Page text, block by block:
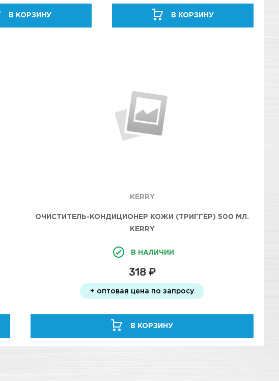
В КОРЗИНУ В КОРЗИНУ
KERRY
ОЧИСТИТЕЛЬ-КОНДИЦИОНЕР КОЖИ (ТРИГГЕР) 500 МЛ.
KERRY
В НАЛИЧИИ
318 ₽
+ оптовая цена по запросу
В КОРЗИНУ